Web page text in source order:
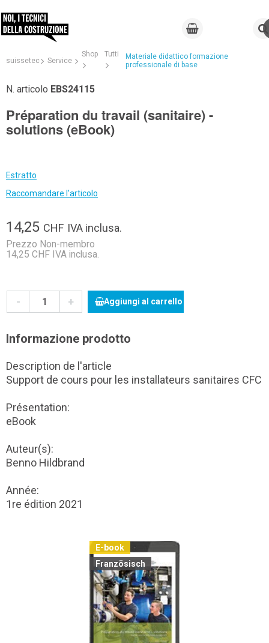
suissetec Service
Shop Tutti
Materiale didattico formazione
professionale di base
N. articolo EBS24115
Préparation du travail (sanitaire) -
solutions (eBook)
Estratto
Raccomandare l'articolo
14,25 CHF IVA inclusa.
Prezzo Non-membro
14,25 CHF IVA inclusa.
- + Aggiungi al carrello
Informazione prodotto
Description de l'article
Support de cours pour les installateurs sanitaires CFC
Présentation:
eBook
Auteur(s):
Benno Hildbrand
Année:
1re édition 2021
E-book
Französisch